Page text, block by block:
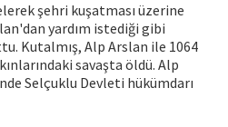
şehri kuşatması üzerine
yardım istediği gibi
Kutalmış, Alp Arslan ile 1064
savaşta öldü. Alp
Selçuklu Devleti hükümdarı